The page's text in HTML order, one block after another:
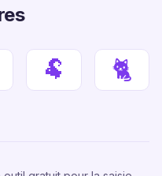
🐏 🐈